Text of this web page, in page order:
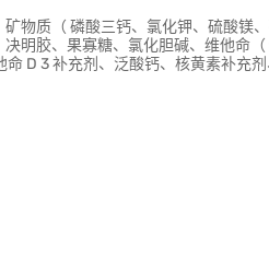
物质（ 磷酸三钙、氯化钾、硫酸镁
明胶、果寡糖、氯化胆碱、维他命（
命 D 3 补充剂、泛酸钙、核黄素补充